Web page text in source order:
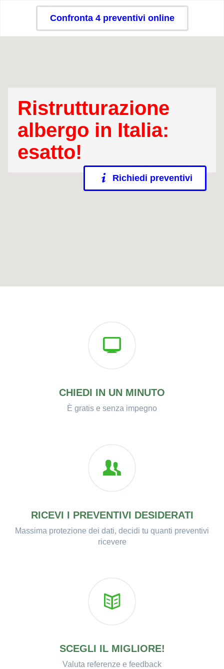
Confronta 4 preventivi online
Ristrutturazione
albergo in Italia:
esatto!
Richiedi preventivi
CHIEDI IN UN MINUTO
È gratis e senza impegno
RICEVI I PREVENTIVI DESIDERATI
Massima protezione dei dati, decidi tu quanti preventivi
ricevere
SCEGLI IL MIGLIORE!
Valuta referenze e feedback